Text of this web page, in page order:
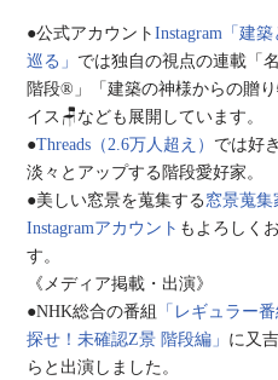
●公式アカウント Instagram「建
巡る」 では独自の視点の連載「
階段®︎」「建築の神様からの贈
イス🪑なども展開しています。
●Threads（2.6万人超え） では好
淡々とアップする階段愛好家。
●美しい窓景を蒐集する 窓景蒐集
Instagramアカウント もよろしく
す。
《メディア掲載・出演》
●NHK総合の番組
「レギュラー
探せ！未確認Z景 階段編」 に又
らと出演しました。